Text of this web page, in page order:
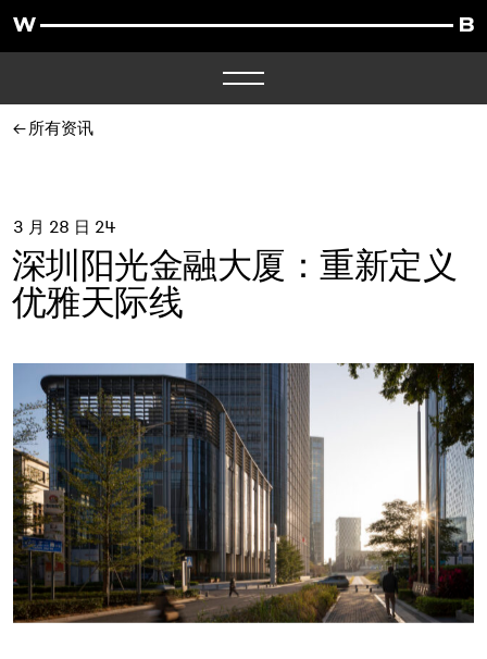
所有资讯
3 月 28 日 24
深圳阳光金融大厦：重新定义
优雅天际线